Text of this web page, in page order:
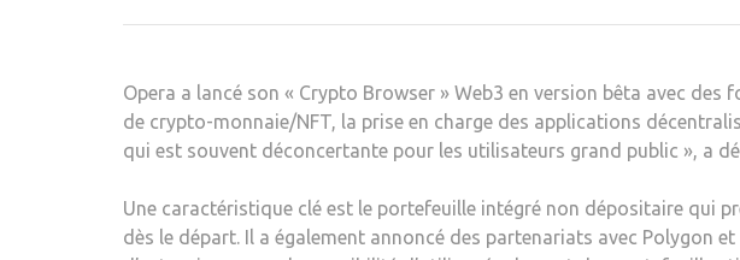
Opera a lancé son « Crypto Browser » Web3 en version bêta avec
de crypto-monnaie/NFT, la prise en charge des applications
qui est souvent déconcertante pour les utilisateurs grand public », a
Une caractéristique clé est le portefeuille intégré non dépositaire qui
dès le départ. Il a également annoncé des partenariats avec Polygon